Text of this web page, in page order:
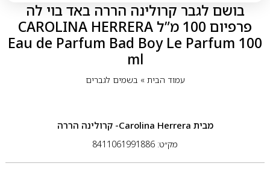
בושם לגבר קרולינה הררה באד בוי לה
פרפיום 100 מ”ל CAROLINA HERRERA
Eau de Parfum Bad Boy Le Parfum 100
ml
עמוד הבית» בשמים לגברים
מבית Carolina Herrera- קרולינה הררה
מק״ט: 8411061991886